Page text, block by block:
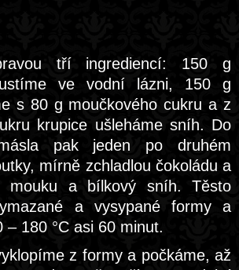
tří ingrediencí: 150 g
ve vodní lázni, 150 g
s 80 g moučkového cukru a z
krupice ušleháme sníh. Do
pak jeden po druhém
mírně zchladlou čokoládu a
mouku a bílkový sníh. Těsto
a vysypané formy a
– 180 °C asi 60 minut.
z formy a počkáme, až